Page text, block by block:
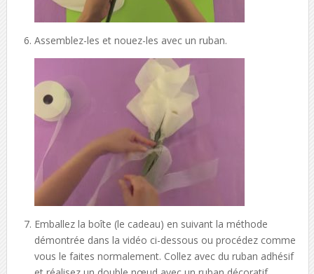
Assemblez-les et nouez-les avec un ruban.
Emballez la boîte (le cadeau) en suivant la méthode
démontrée dans la vidéo ci-dessous ou procédez comme
vous le faites normalement. Collez avec du ruban adhésif